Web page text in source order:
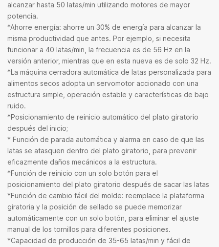
alcanzar hasta 50 latas/min utilizando motores de mayor
potencia.
*Ahorre energía: ahorre un 30% de energía para alcanzar la
misma productividad que antes. Por ejemplo, si necesita
funcionar a 40 latas/min, la frecuencia es de 56 Hz en la
versión anterior, mientras que en esta nueva es de solo 32 Hz.
*La máquina cerradora automática de latas personalizada para
alimentos secos adopta un servomotor accionado con una
estructura simple, operación estable y características de bajo
ruido.
*Posicionamiento de reinicio automático del plato giratorio
después del inicio;
* Función de parada automática y alarma en caso de que las
latas se atasquen dentro del plato giratorio, para prevenir
eficazmente daños mecánicos a la estructura.
*Función de reinicio con un solo botón para el
posicionamiento del plato giratorio después de sacar las latas
*Función de cambio fácil del molde: reemplace la plataforma
giratoria y la posición de sellado se puede memorizar
automáticamente con un solo botón, para eliminar el ajuste
manual de los tornillos para diferentes posiciones.
*Capacidad de producción de 35-65 latas/min y fácil de